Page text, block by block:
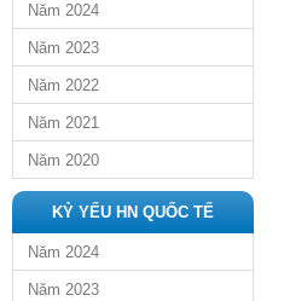
Năm 2024
Năm 2023
Năm 2022
Năm 2021
Năm 2020
KỶ YẾU HN QUỐC TẾ
Năm 2024
Năm 2023